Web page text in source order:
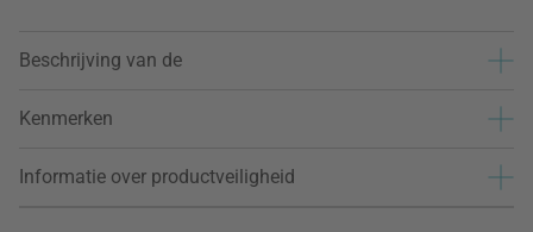
Beschrijving van de
Kenmerken
Informatie over productveiligheid